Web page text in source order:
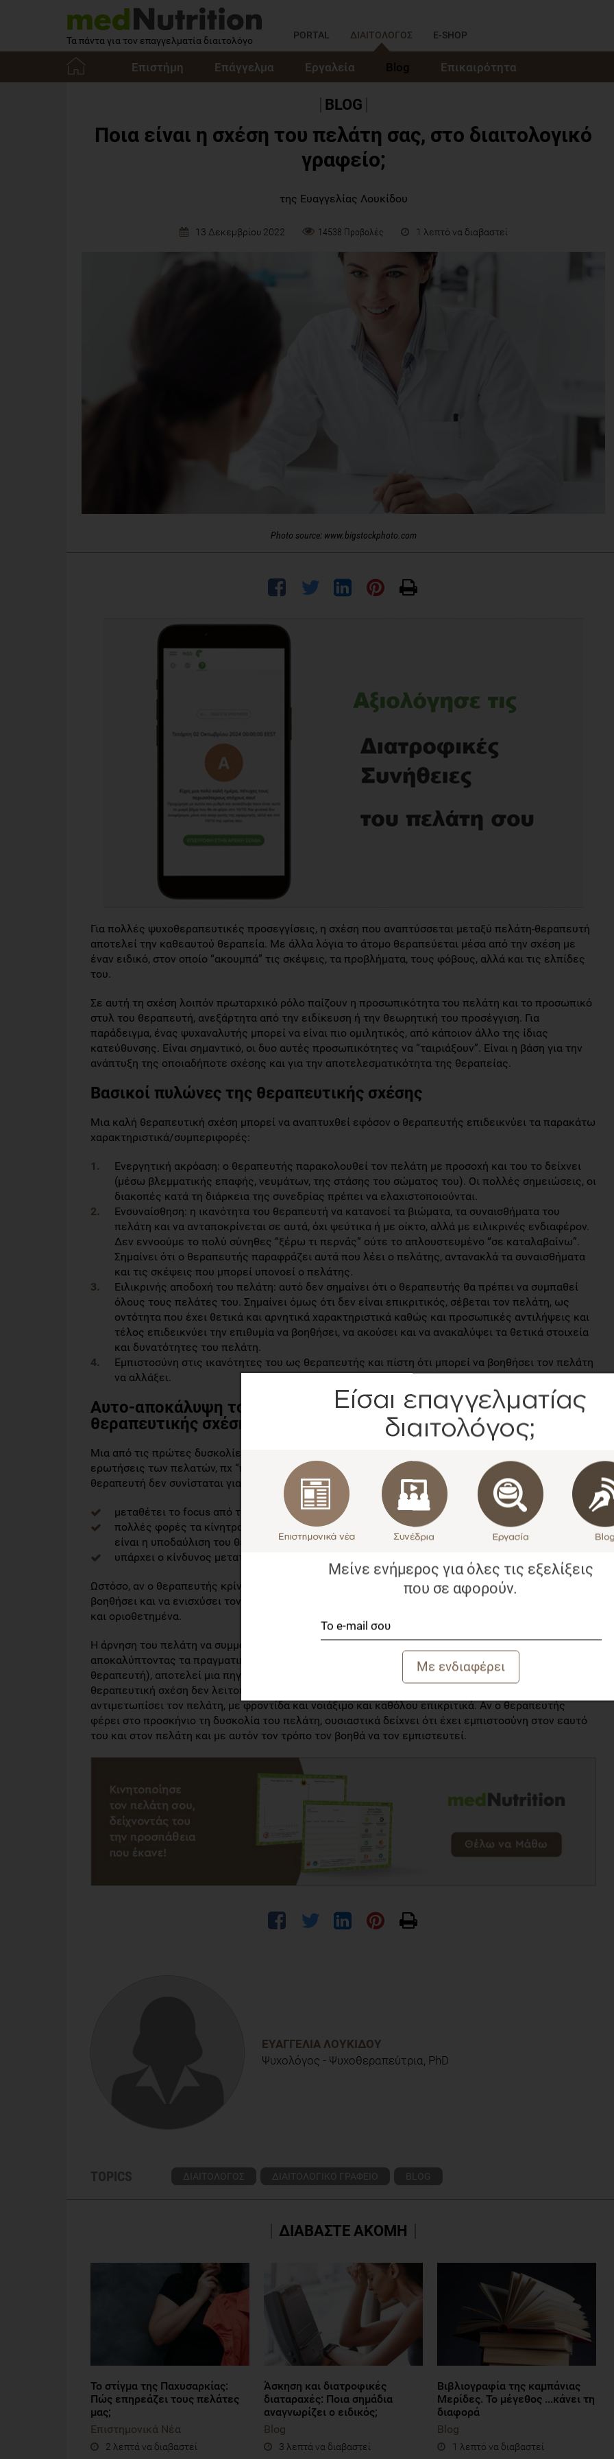
Τα πάντα για τον επαγγελματία διαιτολόγο PORTAL ΔΙΑΙΤΟΛΟΓΟΣ E-SHOP
Επιστήμη Επάγγελμα Εργαλεία Blog Επικαιρότητα
BLOG
Ποια είναι η σχέση του πελάτη σας, στο διαιτολογικό
γραφείο;
της Ευαγγελίας Λουκίδου
13 Δεκεμβρίου 2022 14538 Προβολές 1 λεπτό να διαβαστεί
Photo source: www.bigstockphoto.com
Για πολλές ψυχοθεραπευτικές προσεγγίσεις, η σχέση που αναπτύσσεται μεταξύ πελάτη-θεραπευτή
αποτελεί την καθεαυτού θεραπεία. Με άλλα λόγια το άτομο θεραπεύεται μέσα από την σχέση με
έναν ειδικό, στον οποίο “ακουμπά” τις σκέψεις, τα προβλήματα, τους φόβους, αλλά και τις ελπίδες
του.
Σε αυτή τη σχέση λοιπόν πρωταρχικό ρόλο παίζουν η προσωπικότητα του πελάτη και το προσωπικό
στυλ του θεραπευτή, ανεξάρτητα από την ειδίκευση ή την θεωρητική του προσέγγιση. Για
παράδειγμα, ένας ψυχαναλυτής μπορεί να είναι πιο ομιλητικός, από κάποιον άλλο της ίδιας
κατεύθυνσης. Είναι σημαντικό, οι δυο αυτές προσωπικότητες να “ταιριάξουν”. Είναι η βάση για την
ανάπτυξη της οποιαδήποτε σχέσης και για την αποτελεσματικότητα της θεραπείας.
Βασικοί πυλώνες της θεραπευτικής σχέσης
Μια καλή θεραπευτική σχέση μπορεί να αναπτυχθεί εφόσον ο θεραπευτής επιδεικνύει τα παρακάτω
χαρακτηριστικά/συμπεριφορές:
Ενεργητική ακρόαση: ο θεραπευτής παρακολουθεί τον πελάτη με προσοχή και του το δείχνει
(μέσω βλεμματικής επαφής, νευμάτων, της στάσης του σώματος του). Οι πολλές σημειώσεις, οι
διακοπές κατά τη διάρκεια της συνεδρίας πρέπει να ελαχιστοποιούνται.
Ενσυναίσθηση: η ικανότητα του θεραπευτή να κατανοεί τα βιώματα, τα συναισθήματα του
πελάτη και να ανταποκρίνεται σε αυτά, όχι ψεύτικα ή με οίκτο, αλλά με ειλικρινές ενδιαφέρον.
Δεν εννοούμε το πολύ σύνηθες “ξέρω τι περνάς” ούτε το απλουστευμένο “σε καταλαβαίνω”.
Σημαίνει ότι ο θεραπευτής παραφράζει αυτά που λέει ο πελάτης, αντανακλά τα συναισθήματα
και τις σκέψεις που μπορεί υπονοεί ο πελάτης.
Ειλικρινής αποδοχή του πελάτη: αυτό δεν σημαίνει ότι ο θεραπευτής θα πρέπει να συμπαθεί
όλους τους πελάτες του. Σημαίνει όμως ότι δεν είναι επικριτικός, σέβεται τον πελάτη, ως
οντότητα που έχει θετικά και αρνητικά χαρακτηριστικά καθώς και προσωπικές αντιλήψεις και
τέλος επιδεικνύει την επιθυμία να βοηθήσει, να ακούσει και να ανακαλύψει τα θετικά στοιχεία
και δυνατότητες του πελάτη.
Εμπιστοσύνη στις ικανότητες του ως θεραπευτής και πίστη ότι μπορεί να βοηθήσει τον πελάτη
να αλλάξει.
Αυτο-αποκάλυψη του θεραπευτή και δυσκολίες της
θεραπευτικής σχέσης
Μια από τις πρώτες δυσκολίες που μπορεί να αντιμετώπισει ένας θεραπευτής είναι οι προσωπικές
ερωτήσεις των πελατών, πχ “πόσα κιλά είστε”, “είστε παντρεμένος/η” κτλ. Η αυτο-αποκάλυψη του
θεραπευτή δεν συνίσταται γιατί:
μεταθέτει το focus από τον πελάτη στον θεραπευτή,
πολλές φορές τα κίνητρα του πελάτη είναι αρνητικά και στόχος των προσωπικών ερωτήσεων
είναι η υποδαύλιση του θεραπευτή και της θεραπείας,
υπάρχει ο κίνδυνος μετατροπής της θεραπευτικής σχέσης σε φιλική.
Ωστόσο, αν ο θεραπευτής κρίνει ότι κάποια ανώδυνη αυτο-αποκάλυψη μπορεί να εμπνεύσει, να
βοηθήσει και να ενισχύσει τον πελάτη και τη θεραπευτική σχέση, τότε μπορεί να γίνει, με προσοχή
και οριοθετημένα.
Η άρνηση του πελάτη να συμμορφωθεί με τις θεραπευτικές οδηγίες, λέγοντας ψέματα, μην
αποκαλύπτοντας τα πραγματικά του προβλήματα ή μεταθέτοντας την ευθύνη (σε άλλους ή/και στον
θεραπευτή), αποτελεί μια πηγή ματαίωσης για τον θεραπευτή, καταδεικνύει όμως ότι η
θεραπευτική σχέση δεν λειτουργεί. Σε αυτές τις περιπτώσεις, ο θεραπευτής θα πρέπει να
αντιμετωπίσει τον πελάτη, με φροντίδα και νοιάξιμο και καθόλου επικριτικά. Αν ο θεραπευτής
φέρει στο προσκήνιο τη δυσκολία του πελάτη, ουσιαστικά δείχνει ότι έχει εμπιστοσύνη στον εαυτό
του και στον πελάτη και με αυτόν τον τρόπο τον βοηθά να τον εμπιστευτεί.
ΕΥΑΓΓΕΛΊΑ ΛΟΥΚΊΔΟΥ
Ψυχολόγος - Ψυχοθεραπεύτρια, PhD
TOPICS ΔΙΑΙΤΟΛΟΓΟΣ ΔΙΑΙΤΟΛΟΓΙΚΟ ΓΡΑΦΕΙΟ BLOG
ΔΙΑΒΑΣΤΕ ΑΚΟΜΗ
Το στίγμα της Παχυσαρκίας:
Πώς επηρεάζει τους πελάτες
μας;
Επιστημονικά Νέα
2 λεπτά να διαβαστεί
Άσκηση και διατροφικές
διαταραχές: Ποια σημάδια
αναγνωρίζει ο ειδικός;
Blog
3 λεπτά να διαβαστεί
Βιβλιογραφία της καμπάνιας
Μερίδες. Το μέγεθος ...κάνει τη
διαφορά
Blog
1 λεπτό να διαβαστεί
Μείνε ενήμερος για όλες τις εξελίξεις
που σε αφορούν.